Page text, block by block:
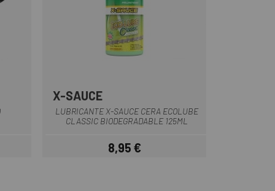
X-SAUCE
LUBRICANTE X-SAUCE CERA ECOLUBE
CLASSIC BIODEGRADABLE 125ML
Precio
8,95 €